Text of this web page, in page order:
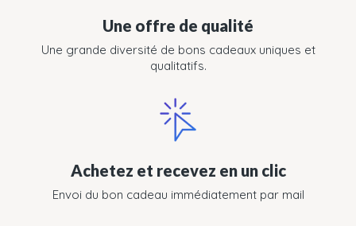
Une offre de qualité
Une grande diversité de bons cadeaux uniques et
qualitatifs.
Achetez et recevez en un clic
Envoi du bon cadeau immédiatement par mail